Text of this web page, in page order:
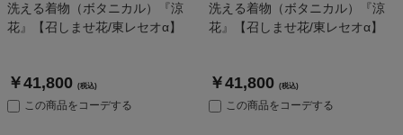
洗える着物（ボタニカル）『涼
花』【召しませ花/東レセオα】
￥41,800 (税込)
この商品をコーデする
洗える着物（ボタニカル）『涼
花』【召しませ花/東レセオα】
￥41,800 (税込)
この商品をコーデする